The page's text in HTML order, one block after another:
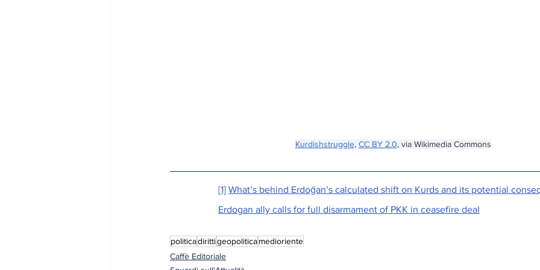
Kurdishstruggle, CC BY 2.0, via Wikimedia Commons
[1] What’s behind Erdoğan’s calculated shift on Kurds and its potential
Erdogan ally calls for full disarmament of PKK in ceasefire deal
politicadirittigeopoliticamedioriente
Caffè Editoriale